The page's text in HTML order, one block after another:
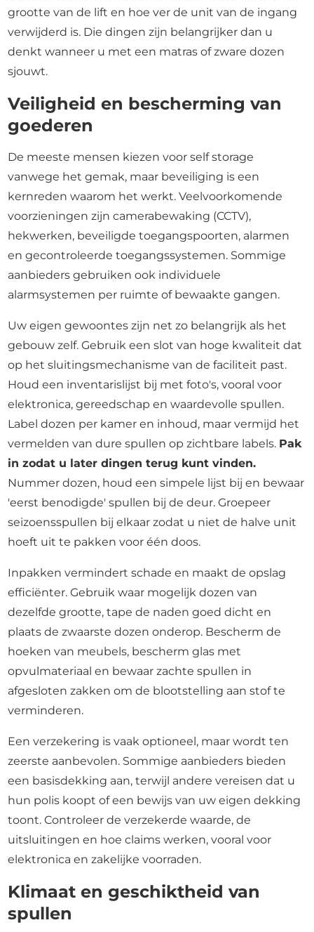
grootte van de lift en hoe ver de unit van de ingang
verwijderd is. Die dingen zijn belangrijker dan u
denkt wanneer u met een matras of zware dozen
sjouwt.
Veiligheid en bescherming van
goederen
De meeste mensen kiezen voor self storage
vanwege het gemak, maar beveiliging is een
kernreden waarom het werkt. Veelvoorkomende
voorzieningen zijn camerabewaking (CCTV),
hekwerken, beveiligde toegangspoorten, alarmen
en gecontroleerde toegangssystemen. Sommige
aanbieders gebruiken ook individuele
alarmsystemen per ruimte of bewaakte gangen.
Uw eigen gewoontes zijn net zo belangrijk als het
gebouw zelf. Gebruik een slot van hoge kwaliteit dat
op het sluitingsmechanisme van de faciliteit past.
Houd een inventarislijst bij met foto's, vooral voor
elektronica, gereedschap en waardevolle spullen.
Label dozen per kamer en inhoud, maar vermijd het
vermelden van dure spullen op zichtbare labels. Pak
in zodat u later dingen terug kunt vinden.
Nummer dozen, houd een simpele lijst bij en bewaar
'eerst benodigde' spullen bij de deur. Groepeer
seizoensspullen bij elkaar zodat u niet de halve unit
hoeft uit te pakken voor één doos.
Inpakken vermindert schade en maakt de opslag
efficiënter. Gebruik waar mogelijk dozen van
dezelfde grootte, tape de naden goed dicht en
plaats de zwaarste dozen onderop. Bescherm de
hoeken van meubels, bescherm glas met
opvulmateriaal en bewaar zachte spullen in
afgesloten zakken om de blootstelling aan stof te
verminderen.
Een verzekering is vaak optioneel, maar wordt ten
zeerste aanbevolen. Sommige aanbieders bieden
een basisdekking aan, terwijl andere vereisen dat u
hun polis koopt of een bewijs van uw eigen dekking
toont. Controleer de verzekerde waarde, de
uitsluitingen en hoe claims werken, vooral voor
elektronica en zakelijke voorraden.
Klimaat en geschiktheid van
spullen